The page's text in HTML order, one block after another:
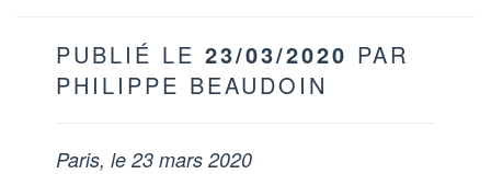
PUBLIÉ LE 23/03/2020 PAR
PHILIPPE BEAUDOIN
Paris, le 23 mars 2020